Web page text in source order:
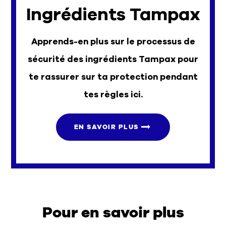
Ingrédients Tampax
Apprends-en plus sur le processus de
sécurité des ingrédients Tampax pour
te rassurer sur ta protection pendant
tes règles ici.
EN SAVOIR PLUS
Pour en savoir plus